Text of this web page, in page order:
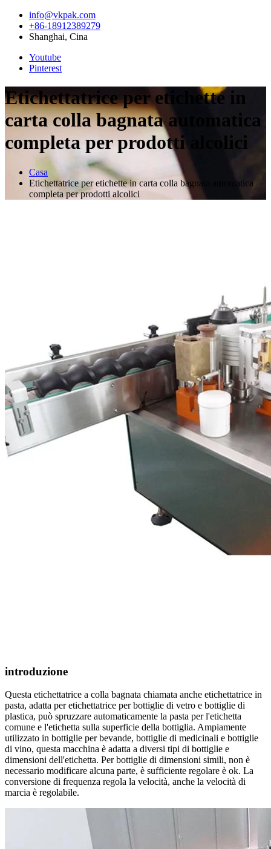
info@vkpak.com
+86-18912389279
Shanghai, Cina
Youtube
Pinterest
Etichettatrice per etichette in
carta colla bagnata automatica
completa per prodotti alcolici
Casa
Etichettatrice per etichette in carta colla bagnata automatica
completa per prodotti alcolici
introduzione
Questa etichettatrice a colla bagnata chiamata anche etichettatrice in
pasta, adatta per etichettatrice per bottiglie di vetro e bottiglie di
plastica, può spruzzare automaticamente la pasta per l'etichetta
comune e l'etichetta sulla superficie della bottiglia. Ampiamente
utilizzato in bottiglie per bevande, bottiglie di medicinali e bottiglie
di vino, questa macchina è adatta a diversi tipi di bottiglie e
dimensioni dell'etichetta. Per bottiglie di dimensioni simili, non è
necessario modificare alcuna parte, è sufficiente regolare è ok. La
conversione di frequenza regola la velocità, anche la velocità di
marcia è regolabile.